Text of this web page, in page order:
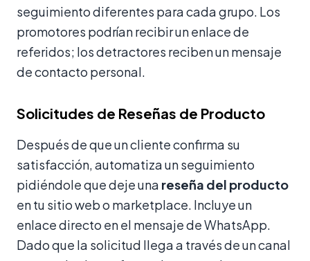
seguimiento diferentes para cada grupo. Los
promotores podrían recibir un enlace de
referidos; los detractores reciben un mensaje
de contacto personal.
Solicitudes de Reseñas de Producto
Después de que un cliente confirma su
satisfacción, automatiza un seguimiento
pidiéndole que deje una reseña del producto
en tu sitio web o marketplace. Incluye un
enlace directo en el mensaje de WhatsApp.
Dado que la solicitud llega a través de un canal